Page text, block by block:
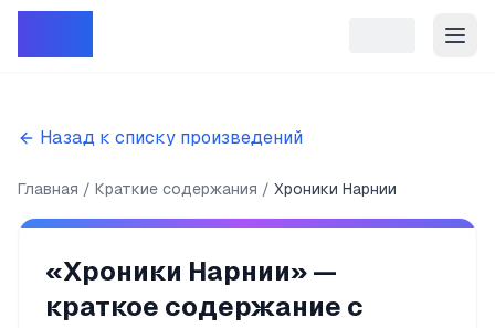
Назад к списку произведений
Главная Краткие содержания Хроники Нарнии
«Хроники Нарнии» —
краткое содержание с